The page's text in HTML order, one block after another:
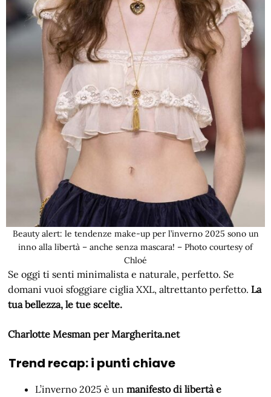
Beauty alert: le tendenze make-up per l’inverno 2025 sono un
inno alla libertà – anche senza mascara! – Photo courtesy of
Chloé
Se oggi ti senti minimalista e naturale, perfetto. Se
domani vuoi sfoggiare ciglia XXL, altrettanto perfetto.La
tua bellezza, le tue scelte.
Charlotte Mesman per Margherita.net
Trend recap: i punti chiave
L’inverno 2025 è un manifesto di libertà e